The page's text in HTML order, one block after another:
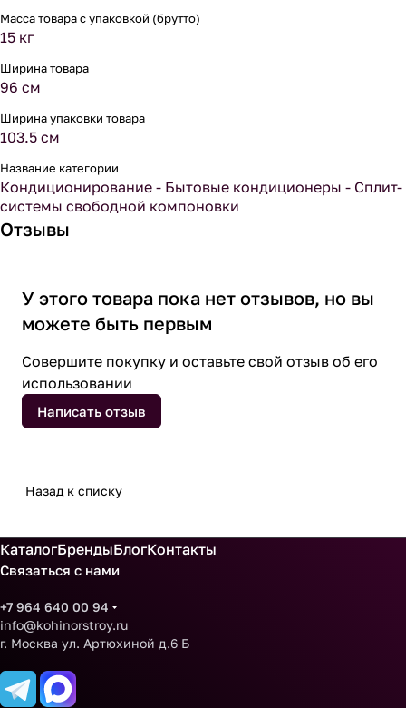
Масса товара с упаковкой (брутто)
15 кг
Ширина товара
96 см
Ширина упаковки товара
103.5 см
Название категории
Кондиционирование - Бытовые кондиционеры - Сплит-
системы свободной компоновки
Отзывы
У этого товара пока нет отзывов, но вы
можете быть первым
Совершите покупку и оставьте свой отзыв об его
использовании
Написать отзыв
Назад к списку
КаталогБрендыБлогКонтакты
Связаться с нами
+7 964 640 00 94
info@kohinorstroy.ru
г. Москва ул. Артюхиной д.6 Б